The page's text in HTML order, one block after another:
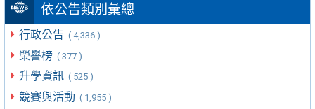
依公告類別彙總
行政公告 ( 4,336 )
榮譽榜 ( 377 )
升學資訊 ( 525 )
競賽與活動 ( 1,955 )